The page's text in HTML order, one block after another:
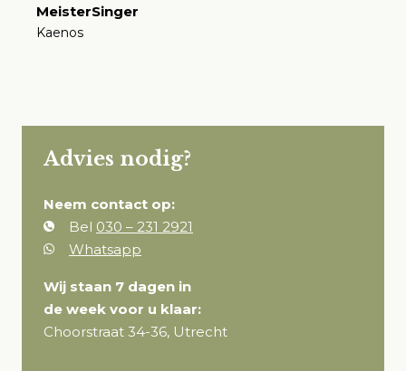
MeisterSinger
Kaenos
Advies nodig?
Neem contact op:
Bel 030 – 231 2921
Whatsapp
Wij staan 7 dagen in
de week voor u klaar:
Choorstraat 34-36, Utrecht